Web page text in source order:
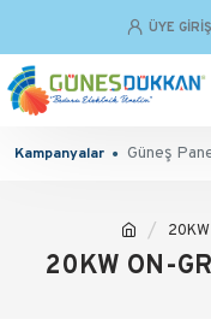
ÜYE
Kampanyalar Güneş
20KW ON-